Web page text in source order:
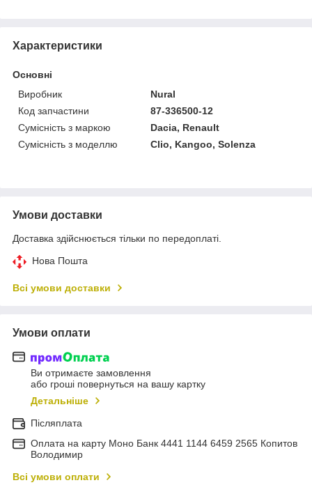
Характеристики
Основні
Виробник
Nural
Код запчастини
87-336500-12
Сумісність з маркою
Dacia, Renault
Сумісність з моделлю
Clio, Kangoo, Solenza
Умови доставки
Доставка здійснюється тільки по передоплаті.
Нова Пошта
Всі умови доставки
Умови оплати
Ви отримаєте замовлення
або гроші повернуться на вашу картку
Детальніше
Післяплата
Оплата на карту Моно Банк 4441 1144 6459 2565 Копитов
Володимир
Всі умови оплати